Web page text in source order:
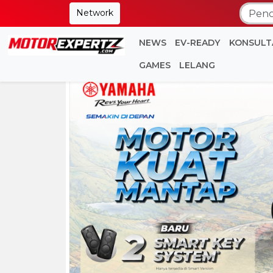
Network
NEWS EV-READY
GAMES LELANG